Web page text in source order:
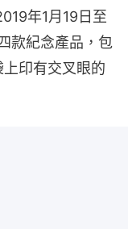
年1月19日至
款紀念產品，包
印有交叉眼的